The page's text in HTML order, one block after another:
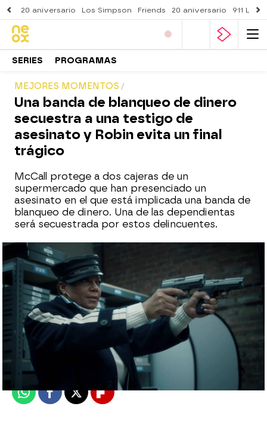
20 aniversario Los Simpson Friends 20 aniversario 911
SERIES PROGRAMAS
MEJORES MOMENTOS
Una banda de blanqueo de dinero
secuestra a una testigo de
asesinato y Robin evita un final
trágico
McCall protege a dos cajeras de un
supermercado que han presenciado un
asesinato en el que está implicada una banda de
blanqueo de dinero. Una de las dependientas
será secuestrada por estos delincuentes.
neox
Publicado: 29 de mayo de 2023, 23:19
WhatsappFacebook
X Flipboard